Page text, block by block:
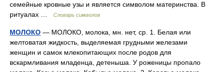
семейные кровные узы и является символом материнства. В
ритуалах …
Словарь символов
МОЛОКО — МОЛОКО, молока, мн. нет, ср. 1. Белая или
желтоватая жидкость, выделяемая грудными железами
женщин и самок млекопитающих после родов для
вскармливания младенца, детеныша. У роженицы пропало